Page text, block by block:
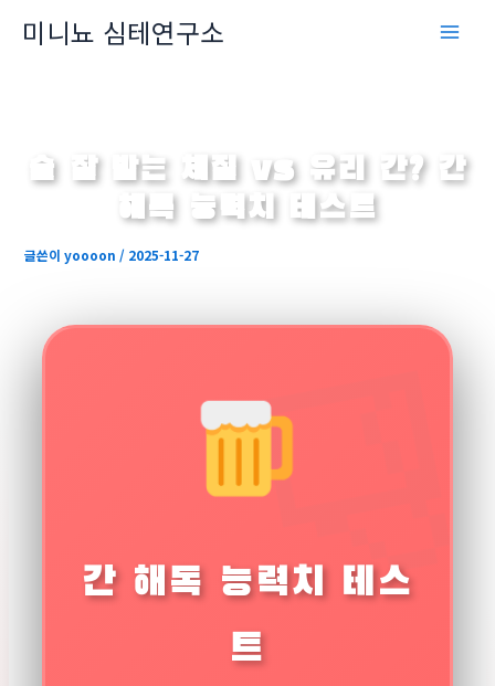
미니뇨 심테연구소
술 잘 받는 체질 vs 유리 간? 간
해독 능력치 테스트
글쓴이yoooon/ 2025-11-27
간 해독 능력치 테스
트